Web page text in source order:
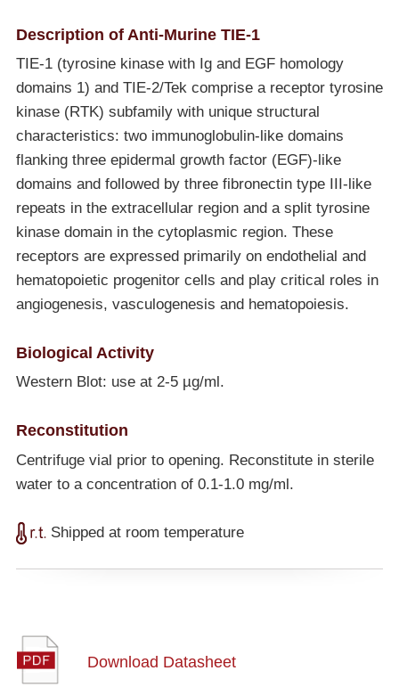
Description of Anti-Murine TIE-1
TIE-1 (tyrosine kinase with Ig and EGF homology
domains 1) and TIE-2/Tek comprise a receptor tyrosine
kinase (RTK) subfamily with unique structural
characteristics: two immunoglobulin-like domains
flanking three epidermal growth factor (EGF)-like
domains and followed by three fibronectin type III-like
repeats in the extracellular region and a split tyrosine
kinase domain in the cytoplasmic region. These
receptors are expressed primarily on endothelial and
hematopoietic progenitor cells and play critical roles in
angiogenesis, vasculogenesis and hematopoiesis.
Biological Activity
Western Blot: use at 2-5 µg/ml.
Reconstitution
Centrifuge vial prior to opening. Reconstitute in sterile
water to a concentration of 0.1-1.0 mg/ml.
Shipped at room temperature
Download Datasheet